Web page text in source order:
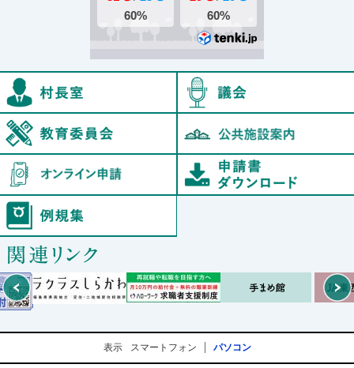
村長室
オンライン申請
Prev
表示 スマートフォン パソコン